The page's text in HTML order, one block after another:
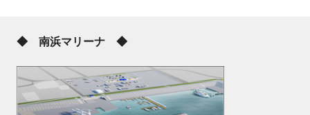
◆ 南浜マリーナ ◆